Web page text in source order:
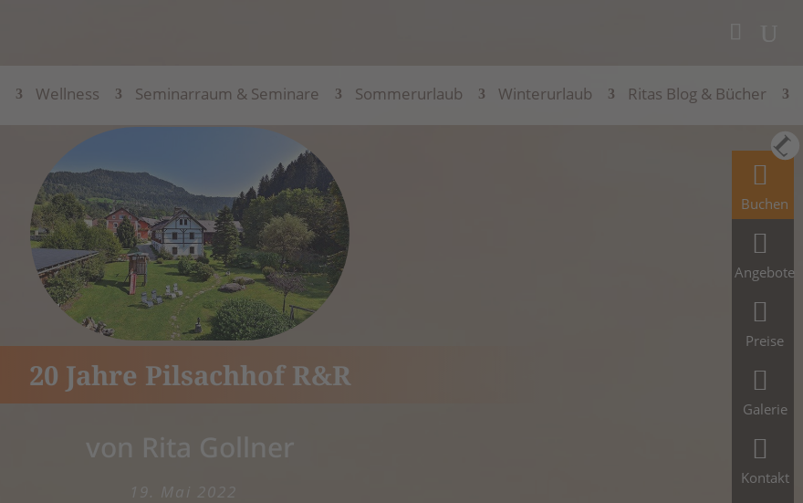
Buchen
Angebote
Preise
Galerie
Kontakt
Wellness Seminarraum & Seminare Sommerurlaub Winterurlaub Ritas Blog & Bücher
20 Jahre Pilsachhof R&R
von Rita Gollner
19. Mai 2022